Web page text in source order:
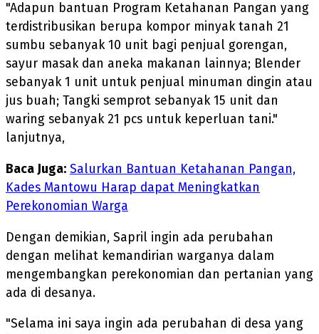
"Adapun bantuan Program Ketahanan Pangan yang
terdistribusikan berupa kompor minyak tanah 21
sumbu sebanyak 10 unit bagi penjual gorengan,
sayur masak dan aneka makanan lainnya; Blender
sebanyak 1 unit untuk penjual minuman dingin atau
jus buah; Tangki semprot sebanyak 15 unit dan
waring sebanyak 21 pcs untuk keperluan tani."
lanjutnya,
Baca Juga: Salurkan Bantuan Ketahanan Pangan,
Kades Mantowu Harap dapat Meningkatkan
Perekonomian Warga
Dengan demikian, Sapril ingin ada perubahan
dengan melihat kemandirian warganya dalam
mengembangkan perekonomian dan pertanian yang
ada di desanya.
"Selama ini saya ingin ada perubahan di desa yang